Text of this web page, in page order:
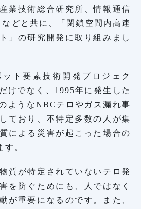
業技術総合研究所、情報通信
どと共に、「閉鎖空間内高速
」の研究開発に取り組みまし
ット要素技術開発プロジェク
けでなく、1995年に発生した
ようなNBCテロやガス漏れ事
ており、不特定多数の人が集
による災害が起こった場合の
す。
質が特定されていないテロ発
を防ぐためにも、人ではなく
が重要になるのです。また、